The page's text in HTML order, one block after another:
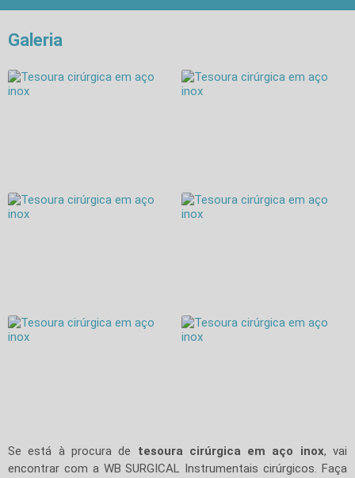
Galeria
Se está à procura de tesoura cirúrgica em aço inox, vai
encontrar com a WB SURGICAL Instrumentais cirúrgicos. Faça